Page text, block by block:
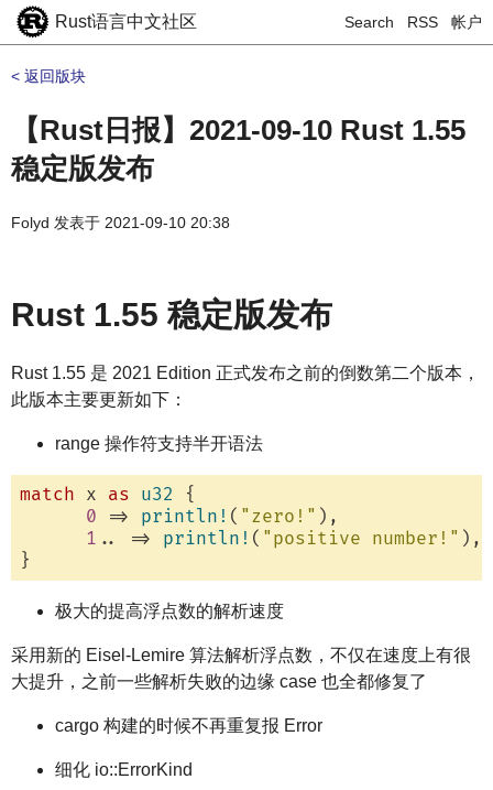
Rust语言中文社区 Search RSS 帐户
< 返回版块
【Rust日报】2021-09-10 Rust 1.55
稳定版发布
Folyd 发表于 2021-09-10 20:38
Rust 1.55 稳定版发布
Rust 1.55 是 2021 Edition 正式发布之前的倒数第二个版本，
此版本主要更新如下：
range 操作符支持半开语法
match x as u32 {
0 => println! ( "zero!" ),
1 .. => println! ( "positive number!" ),
极大的提高浮点数的解析速度
采用新的 Eisel-Lemire 算法解析浮点数，不仅在速度上有很
大提升，之前一些解析失败的边缘 case 也全都修复了
cargo 构建的时候不再重复报 Error
细化 io::ErrorKind